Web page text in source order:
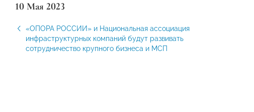
10 Мая 2023
«ОПОРА РОССИИ» и Национальная ассоциация
инфраструктурных компаний будут развивать
сотрудничество крупного бизнеса и МСП